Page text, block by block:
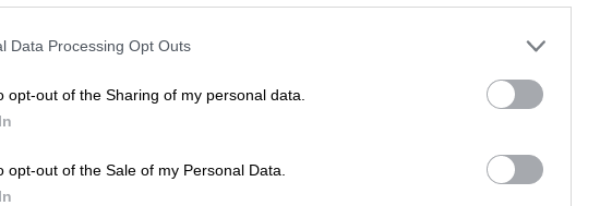
Data Processing Opt Outs
opt-out of the Sharing of my personal data.
opt-out of the Sale of my Personal Data.
το ΕΘΝΟΣ στη Google